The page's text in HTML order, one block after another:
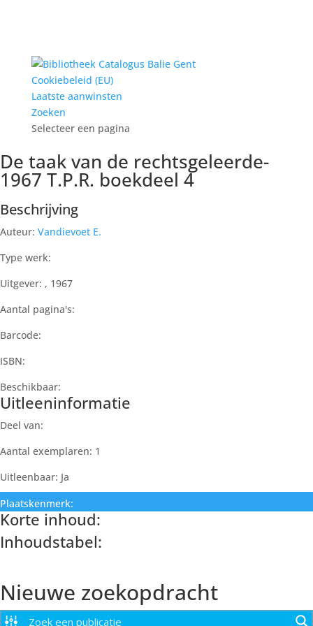
Cookiebeleid (EU)
Laatste aanwinsten
Zoeken
Selecteer een pagina
De taak van de rechtsgeleerde-
1967 T.P.R. boekdeel 4
Beschrijving
Auteur: Vandievoet E.
Type werk:
Uitgever: , 1967
Aantal pagina's:
Barcode:
ISBN:
Beschikbaar:
Uitleeninformatie
Deel van:
Aantal exemplaren: 1
Uitleenbaar: Ja
Plaatskenmerk:
Korte inhoud:
Inhoudstabel:
Nieuwe zoekopdracht